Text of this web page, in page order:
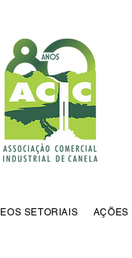
SETORIAIS AÇÕES